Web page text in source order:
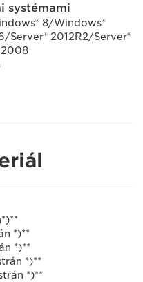
systémami
8/Windows®
Server® 2012R2/Server®
2008
*)**
*)**
*)**
*)**